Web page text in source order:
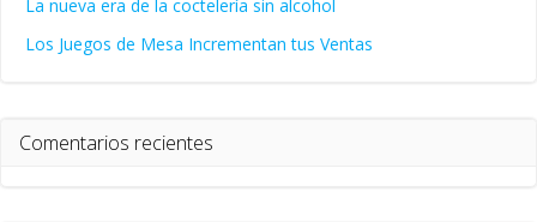
La nueva era de la coctelería sin alcohol
Los Juegos de Mesa Incrementan tus Ventas
Comentarios recientes